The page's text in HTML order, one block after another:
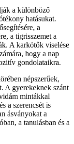
a különböző
hatásukat.
a
a tigrisszemet a
A karkötők viselése
hogy a nap
gondolataikra.
népszerűek,
A gyerekeknek szánt
mintákkal
a szerencsét is
ásványokat a
a tanulásban és a